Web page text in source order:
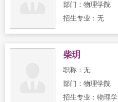
部门：物理学院
招生专业：无
柴玥
职称：无
部门：物理学院
招生专业：物理学